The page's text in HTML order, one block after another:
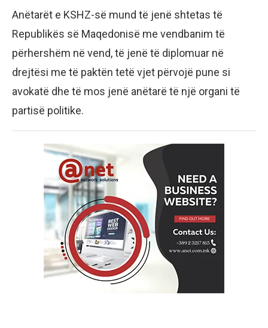
Anëtarët e KSHZ-së mund të jenë shtetas të
Republikës së Maqedonisë me vendbanim të
përhershëm në vend, të jenë të diplomuar në
drejtësi me të paktën tetë vjet përvojë pune si
avokatë dhe të mos jenë anëtarë të një organi të
partisë politike.